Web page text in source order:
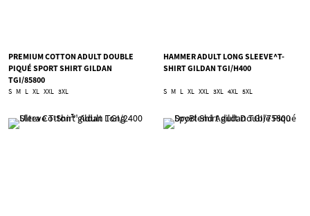
PREMIUM COTTON ADULT DOUBLE
PIQUÉ SPORT SHIRT GILDAN
TGI/85800
S M L XL XXL 3XL
HAMMER ADULT LONG SLEEVE^T-
SHIRT GILDAN TGI/H400
S M L XL XXL 3XL 4XL 5XL